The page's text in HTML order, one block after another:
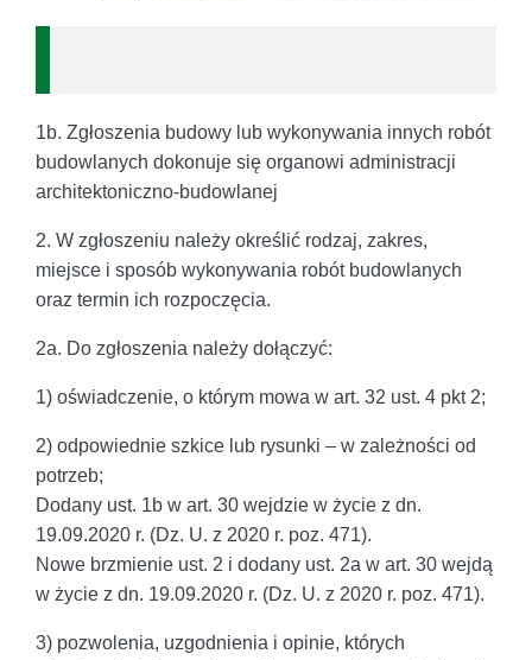
1b. Zgłoszenia budowy lub wykonywania innych robót
budowlanych dokonuje się organowi administracji
architektoniczno-budowlanej
2. W zgłoszeniu należy określić rodzaj, zakres,
miejsce i sposób wykonywania robót budowlanych
oraz termin ich rozpoczęcia.
2a. Do zgłoszenia należy dołączyć:
1) oświadczenie, o którym mowa w art. 32 ust. 4 pkt 2;
2) odpowiednie szkice lub rysunki – w zależności od
potrzeb;
Dodany ust. 1b w art. 30 wejdzie w życie z dn.
19.09.2020 r. (Dz. U. z 2020 r. poz. 471).
Nowe brzmienie ust. 2 i dodany ust. 2a w art. 30 wejdą
w życie z dn. 19.09.2020 r. (Dz. U. z 2020 r. poz. 471).
3) pozwolenia, uzgodnienia i opinie, których